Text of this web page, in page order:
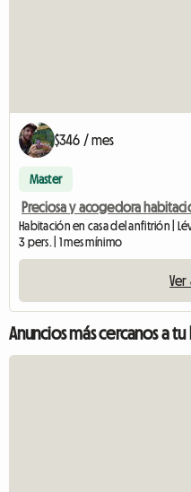
$346 / mes
Master
Preciosa y acogedora
Habitación en casa del anfitrión |
3 pers. | 1 mes mínimo
Ver
Anuncios más cercanos a